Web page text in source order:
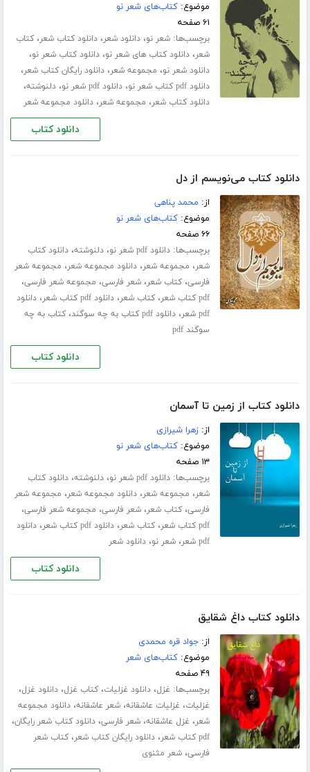
موضوع:کتاب‌های شعر نو
۶۱ صفحه
برچسب‌ها:شعر نو،دانلود شعر،دانلود کتاب شعر،کتاب
شعر،دانلود کتاب های شعر نو،دانلود کتاب شعر نو،
دانلود شعر نو، مجموعه شعر،دانلود رایگان کتاب شعر،
دانلود pdf کتاب شعر نو ،دانلود pdf شعر نو ،دلنوشته،
دانلود کتاب شعر، مجموعه شعر،دانلود مجموعه شعر
دانلود کتاب
دانلود کتاب می‌نویسم از دل
از: محمد پناهی
موضوع:کتاب‌های شعر نو
۶۶ صفحه
برچسب‌ها:دانلود pdf شعر نو ،دلنوشته،دانلود کتاب
شعر، مجموعه شعر،دانلود مجموعه شعر، مجموعه شعر
فارسی،کتاب شعر،شعر فارسی، مجموعه شعر فارسی،
pdf کتاب شعر ،کتاب شعر،دانلود pdf کتاب شعر ،دانلود
pdf شعر
،دانلود pdf کتاب به چه سوگند ،کتاب به چه
سوگند pdf
دانلود کتاب
دانلود کتاب از زمین تا آسمان
از:زهرا شیرازی
موضوع:کتاب‌های شعر نو
۱۳ صفحه
برچسب‌ها:دانلود pdf شعر نو ،دلنوشته،دانلود کتاب
شعر، مجموعه شعر،دانلود مجموعه شعر، مجموعه شعر
فارسی،کتاب شعر،شعر فارسی، مجموعه شعر فارسی،
pdf کتاب شعر ،کتاب شعر،دانلود pdf کتاب شعر ،دانلود
pdf شعر
،شعر نو،دانلود شعر
دانلود کتاب
دانلود کتاب داغ شقایق
از:جواد قره محمدی
موضوع:کتاب‌های شعر
۴۹ صفحه
برچسب‌ها: غزل،دانلود غزلیات،کتاب غزل،دانلود غزل،
غزلیات، غزلیات عاشقانه،شعر عاشقانه،دانلود مجموعه
شعر، غزل عاشقانه،شعر فارسی،دانلود کتاب شعر رایگان،
pdf کتاب شعر ،دانلود رایگان کتاب شعر،کتاب شعر
فارسی،شعر مثنوی